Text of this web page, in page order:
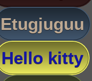
Etugjuguu
Hello kitty